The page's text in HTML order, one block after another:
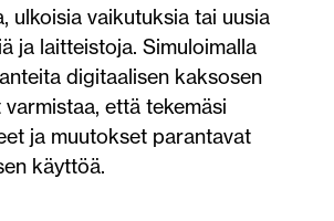
ulkoisia vaikutuksia tai uusia
ja laitteistoja. Simuloimalla
digitaalisen kaksosen
että tekemäsi
ja muutokset parantavat
käyttöä.